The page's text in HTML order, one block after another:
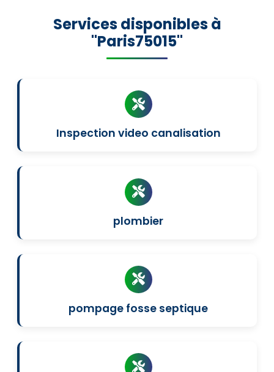
Services disponibles à
"Paris75015"
Inspection video canalisation
plombier
pompage fosse septique